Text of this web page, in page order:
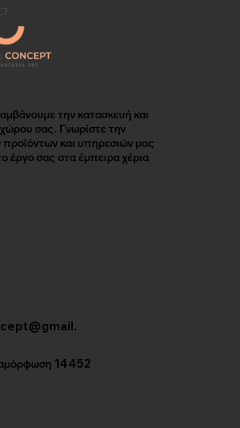
την κατασκευή και
σας. Γνωρίστε την
και υπηρεσιών μας
έργο σας στα έμπειρα χέρια
14452